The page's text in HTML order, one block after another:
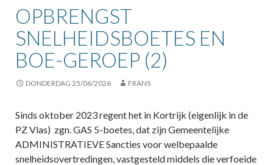
OPBRENGST
SNELHEIDSBOETES EN
BOE-GEROEP (2)
DONDERDAG 25/06/2026 FRANS
Sinds oktober 2023 regent het in Kortrijk (eigenlijk in de
PZ Vlas) zgn. GAS 5-boetes, dat zijn Gemeentelijke
ADMINISTRATIEVE Sancties voor welbepaalde
snelheidsovertredingen, vastgesteld middels die verfoeide